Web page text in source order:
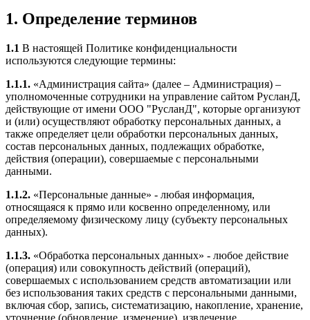
1. Определение терминов
1.1 В настоящей Политике конфиденциальности
используются следующие термины:
1.1.1. «Администрация сайта» (далее – Администрация) –
уполномоченные сотрудники на управление сайтом РусланД,
действующие от имени ООО "РусланД", которые организуют
и (или) осуществляют обработку персональных данных, а
также определяет цели обработки персональных данных,
состав персональных данных, подлежащих обработке,
действия (операции), совершаемые с персональными
данными.
1.1.2. «Персональные данные» - любая информация,
относящаяся к прямо или косвенно определенному, или
определяемому физическому лицу (субъекту персональных
данных).
1.1.3. «Обработка персональных данных» - любое действие
(операция) или совокупность действий (операций),
совершаемых с использованием средств автоматизации или
без использования таких средств с персональными данными,
включая сбор, запись, систематизацию, накопление, хранение,